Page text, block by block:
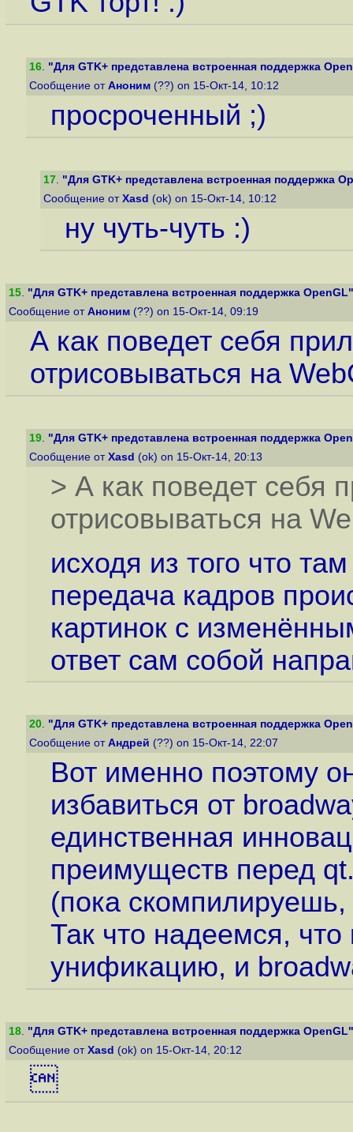
16. "Для GTK+ представлена встроенная поддержка
Сообщение от Аноним (??) on 15-Окт-14, 10:12
просроченный ;)
17. "Для GTK+ представлена встроенная поддержка
Сообщение от Xasd (ok) on 15-Окт-14, 10:12
ну чуть-чуть :)
15. "Для GTK+ представлена встроенная поддержка OpenGL"
Сообщение от Аноним (??) on 15-Окт-14, 09:19
А как поведет себя
отрисовываться на
19. "Для GTK+ представлена встроенная поддержка
Сообщение от Xasd (ok) on 15-Окт-14, 20:13
> А как поведет себя
отрисовываться на
исходя из того что
передача кадров
картинок с
ответ сам собой
20. "Для GTK+ представлена встроенная поддержка
Сообщение от Андрей (??) on 15-Окт-14, 22:07
Вот именно поэтому
избавиться от
единственная
преимуществ перед
(пока
Так что надеемся, что
унификацию, и
18. "Для GTK+ представлена встроенная поддержка OpenGL"
Сообщение от Xasd (ok) on 15-Окт-14, 20:12
